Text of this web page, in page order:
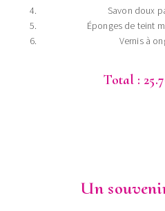
Savon doux
Éponges de teint
Vernis à
Total :
Un